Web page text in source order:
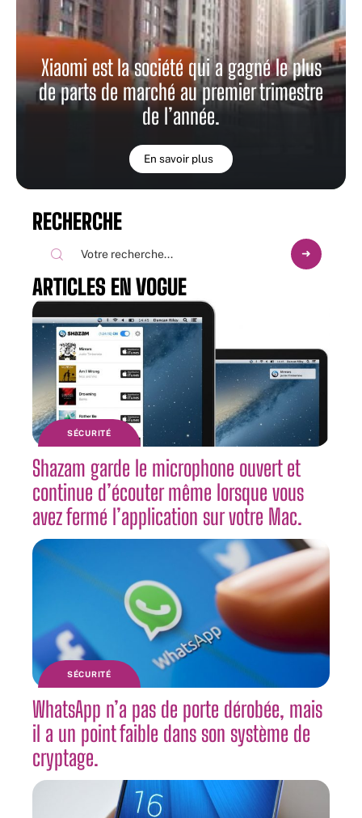
Xiaomi est la société qui a gagné le plus
de parts de marché au premier trimestre
de l’année.
En savoir plus
RECHERCHE
ARTICLES EN VOGUE
SÉCURITÉ
Shazam garde le microphone ouvert et
continue d’écouter même lorsque vous
avez fermé l’application sur votre Mac.
SÉCURITÉ
WhatsApp n’a pas de porte dérobée, mais
il a un point faible dans son système de
cryptage.